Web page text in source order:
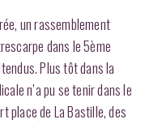
un rassemblement
dans le 5ème
Plus tôt dans la
n’a pu se tenir dans le
place de La Bastille, des